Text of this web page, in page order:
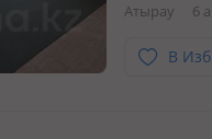
горя…
Атырау
6
В